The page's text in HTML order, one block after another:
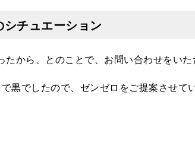
チュエーション
から、とのことで、お問い合わせをいた
黒でしたので、ゼンゼロをご提案させて